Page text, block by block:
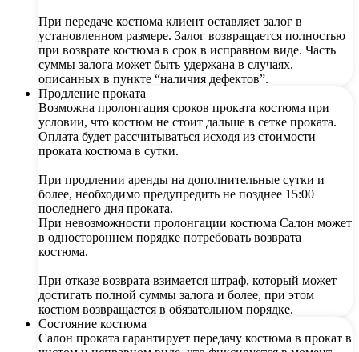
При передаче костюма клиент оставляет залог в
установленном размере. Залог возвращается полностью
при возврате костюма в срок в исправном виде. Часть
суммы залога может быть удержана в случаях,
описанных в пункте “наличия дефектов”.
Продление проката
Возможна пролонгация сроков проката костюма при
условии, что костюм не стоит дальше в сетке проката.
Оплата будет рассчитываться исходя из стоимости
проката костюма в сутки.
При продлении аренды на дополнительные сутки и
более, необходимо предупредить не позднее 15:00
последнего дня проката.
При невозможности пролонгации костюма Салон может
в одностороннем порядке потребовать возврата
костюма.
При отказе возврата взимается штраф, который может
достигать полной суммы залога и более, при этом
костюм возвращается в обязательном порядке.
Состояние костюма
Салон проката гарантирует передачу костюма в прокат в